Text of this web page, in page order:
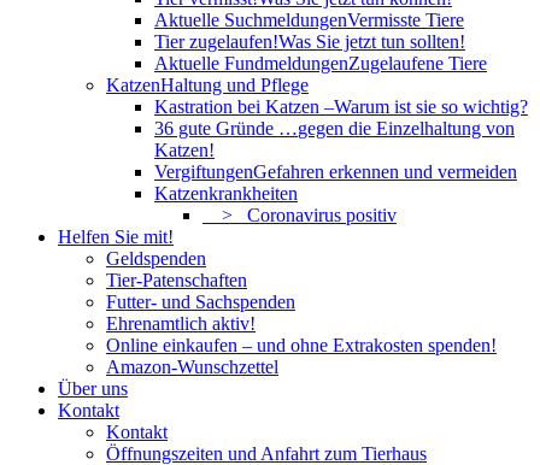
Aktuelle SuchmeldungenVermisste Tiere
Tier zugelaufen!Was Sie jetzt tun sollten!
Aktuelle FundmeldungenZugelaufene Tiere
KatzenHaltung und Pflege
Kastration bei Katzen –Warum ist sie so wichtig?
36 gute Gründe …gegen die Einzelhaltung von
Katzen!
VergiftungenGefahren erkennen und vermeiden
Katzenkrankheiten
> Coronavirus positiv
Helfen Sie mit!
Geldspenden
Tier-Patenschaften
Futter- und Sachspenden
Ehrenamtlich aktiv!
Online einkaufen – und ohne Extrakosten spenden!
Amazon-Wunschzettel
Über uns
Kontakt
Kontakt
Öffnungszeiten und Anfahrt zum Tierhaus